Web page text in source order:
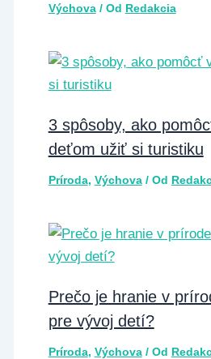
Výchova/ Od Redakcia
3 spôsoby, ako
deťom užiť si turistiku
Príroda, Výchova/ Od
Prečo je hranie v
pre vývoj detí?
Príroda, Výchova/ Od